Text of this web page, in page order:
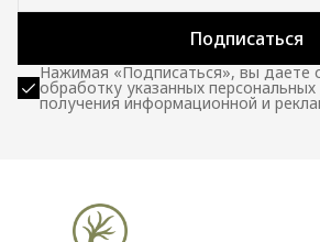
Подписаться
Нажимая «Подписаться», вы даете
обработку указанных
получения информационной и